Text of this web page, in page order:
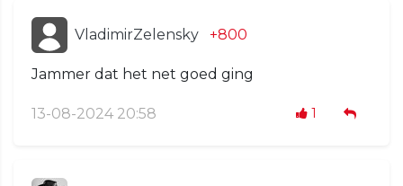
VladimirZelensky +800
Jammer dat het net goed ging
13-08-2024 20:58 1